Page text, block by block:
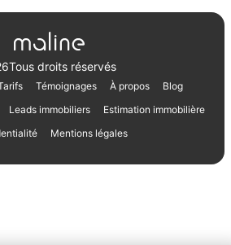
Tous droits réservés
Témoignages À propos
Blog
Leads immobiliers
Estimation immobilière
Mentions légales